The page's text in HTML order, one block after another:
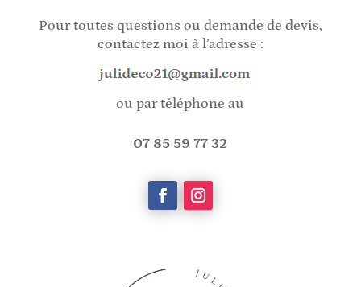
Pour toutes questions ou demande de devis,
contactez moi à l’adresse :
ou par téléphone au
07 85 59 77 32